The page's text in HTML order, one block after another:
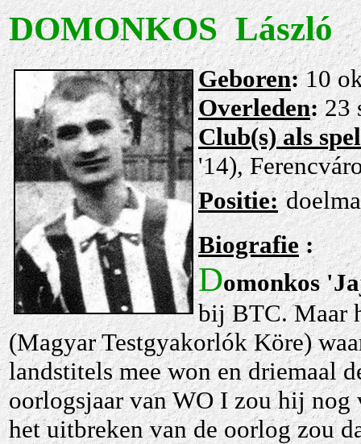
DOMONKOS László
Geboren:10
Overleden:23
Club(s) als
'14),
Positie:
Biografie:
Domonkos
bij BTC. Maar
(Magyar Testgyakorlók Köre)
landstitels mee won en driemaal
oorlogsjaar van WO I zou hij nog
het uitbreken van de oorlog zou